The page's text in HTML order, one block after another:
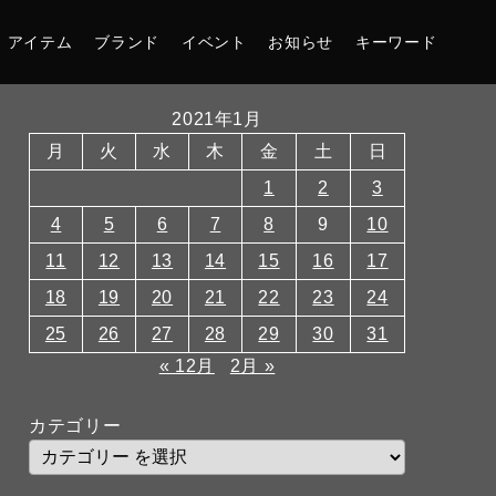
アイテム ブランド イベント お知らせ キーワード
2021年1月
月
火 水 木 金 土
日
1
2
3
4
5 6 7 8 9
10
11
12 13 14 15 16
17
18
19 20 21 22 23
24
25
26 27 28 29 30
31
« 12月
2月 »
カテゴリー